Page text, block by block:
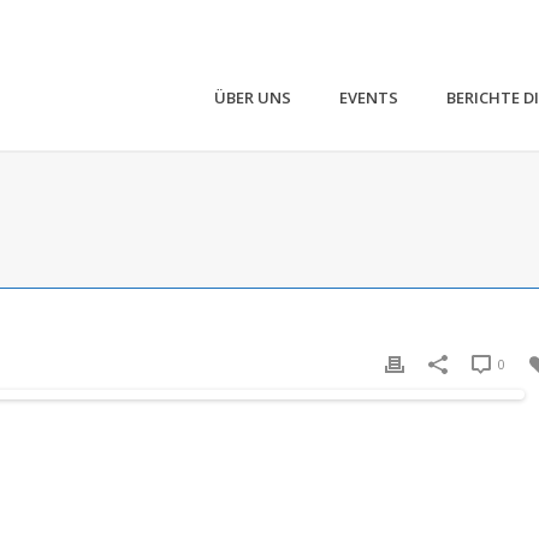
ÜBER UNS EVENTS BERICHTE
0